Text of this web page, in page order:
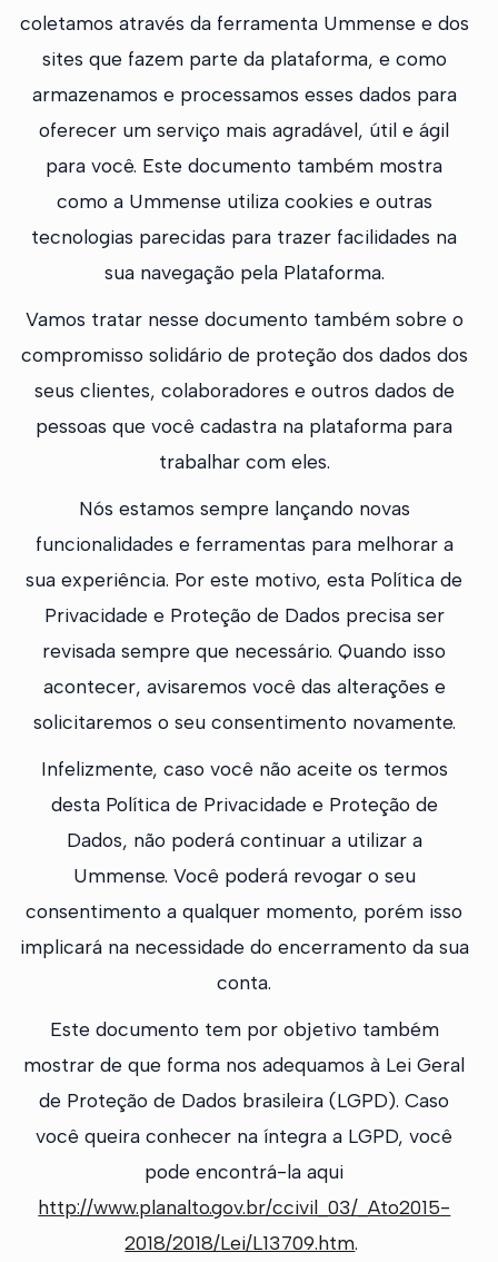
coletamos através da ferramenta Ummense e dos
sites que fazem parte da plataforma, e como
armazenamos e processamos esses dados para
oferecer um serviço mais agradável, útil e ágil
para você. Este documento também mostra
como a Ummense utiliza cookies e outras
tecnologias parecidas para trazer facilidades na
sua navegação pela Plataforma.
Vamos tratar nesse documento também sobre o
compromisso solidário de proteção dos dados dos
seus clientes, colaboradores e outros dados de
pessoas que você cadastra na plataforma para
trabalhar com eles.
Nós estamos sempre lançando novas
funcionalidades e ferramentas para melhorar a
sua experiência. Por este motivo, esta Política de
Privacidade e Proteção de Dados precisa ser
revisada sempre que necessário. Quando isso
acontecer, avisaremos você das alterações e
solicitaremos o seu consentimento novamente.
Infelizmente, caso você não aceite os termos
desta Política de Privacidade e Proteção de
Dados, não poderá continuar a utilizar a
Ummense. Você poderá revogar o seu
consentimento a qualquer momento, porém isso
implicará na necessidade do encerramento da sua
conta.
Este documento tem por objetivo também
mostrar de que forma nos adequamos à Lei Geral
de Proteção de Dados brasileira (LGPD). Caso
você queira conhecer na íntegra a LGPD, você
pode encontrá-la aqui
http://www.planalto.gov.br/ccivil_03/_Ato2015-
2018/2018/Lei/L13709.htm.